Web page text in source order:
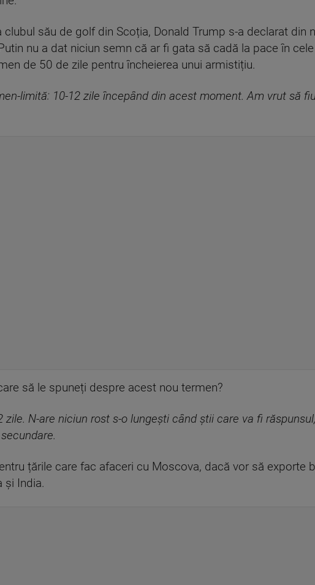
său de golf din Scoția, Donald Trump s-a declarat din
nu a dat niciun semn că ar fi gata să cadă la pace în
de 50 de zile pentru încheierea unui armistițiu.
limită: 10-12 zile începând din acest moment. Am vrut să
să le spuneți despre acest nou termen?
zile. N-are niciun rost s-o lungești când știi care va fi
țările care fac afaceri cu Moscova, dacă vor să exporte
și India.